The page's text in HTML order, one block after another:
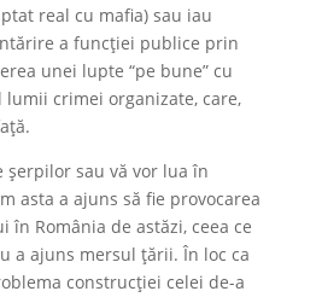
real cu mafia) sau iau
a funcţiei publice prin
unei lupte “pe bune” cu
crimei organizate, care,
şerpilor sau vă vor lua în
asta a ajuns să fie provocarea
în România de astăzi, ceea ce
a ajuns mersul ţării. În loc ca
construcţiei celei de-a